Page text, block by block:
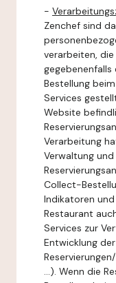
-
Zenchef sind
verarbeiten,
Bestellung
Services
Website
Verarbeitung
Verwaltung
Collect-
Indikatoren
Restaurant
Services zur
Entwicklung
...). Wenn die